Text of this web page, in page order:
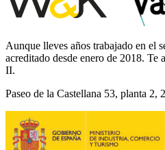
Aunque lleves años trabajado en el
acreditado desde enero de 2018.
II.
Paseo de la Castellana 53, planta 2,